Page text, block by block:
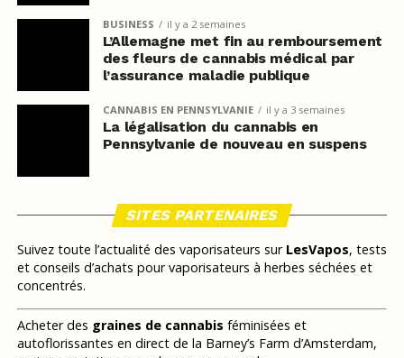
BUSINESS il y a 2 semaines
L’Allemagne met fin au remboursement
des fleurs de cannabis médical par
l’assurance maladie publique
CANNABIS EN PENNSYLVANIE il y a 3 semaines
La légalisation du cannabis en
Pennsylvanie de nouveau en suspens
SITES PARTENAIRES
Suivez toute l’actualité des vaporisateurs sur LesVapos, tests
et conseils d’achats pour vaporisateurs à herbes séchées et
concentrés.
Acheter des graines de cannabis féminisées et
autoflorissantes en direct de la Barney’s Farm d’Amsterdam,